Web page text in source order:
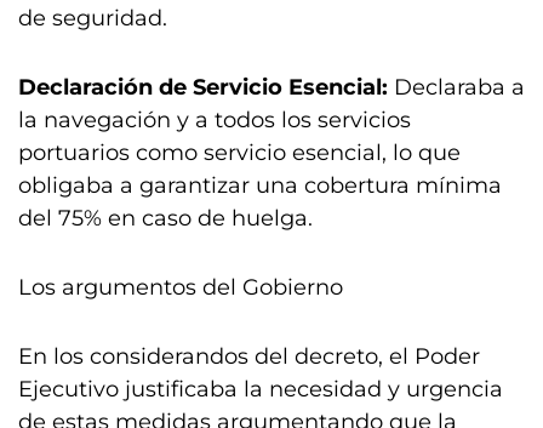
de seguridad.
Declaración de Servicio Esencial: Declaraba a
la navegación y a todos los servicios
portuarios como servicio esencial, lo que
obligaba a garantizar una cobertura mínima
del 75% en caso de huelga.
Los argumentos del Gobierno
En los considerandos del decreto, el Poder
Ejecutivo justificaba la necesidad y urgencia
de estas medidas argumentando que la